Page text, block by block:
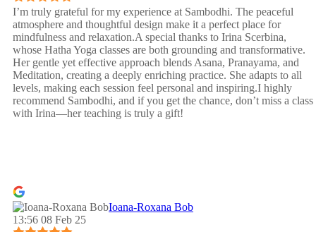
I’m truly grateful for my experience at Sambodhi. The peaceful
atmosphere and thoughtful design make it a perfect place for
mindfulness and relaxation.A special thanks to Irina Scerbina,
whose Hatha Yoga classes are both grounding and transformative.
Her gentle yet effective approach blends Asana, Pranayama, and
Meditation, creating a deeply enriching practice. She adapts to all
levels, making each session feel personal and inspiring.I highly
recommend Sambodhi, and if you get the chance, don’t miss a class
with Irina—her teaching is truly a gift!
Ioana-Roxana Bob
13:56 08 Feb 25